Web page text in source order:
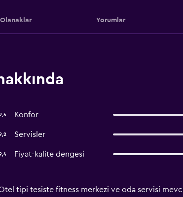
Olanaklar Yorumlar
Konfor
Servisler
Fiyat-kalite dengesi
tipi tesiste fitness merkezi ve oda servisi